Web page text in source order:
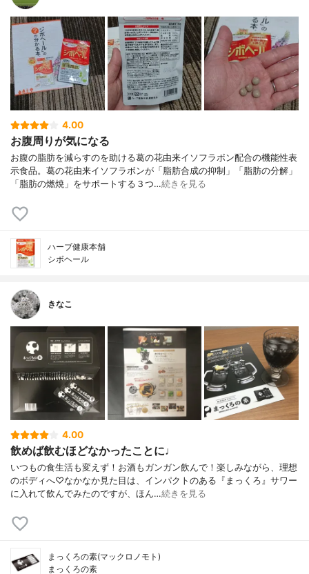
4.00
お腹周りが気になる
お腹の脂肪を減らすのを助ける葛の花由来イソフラボン配合の機能性表
示食品。葛の花由来イソフラボンが「脂肪合成の抑制」「脂肪の分解」
「脂肪の燃焼」をサポートする３つ…続きを見る
ハーブ健康本舗
シボヘール
きなこ
4.00
飲めば飲むほどなかったことに♩
いつもの食生活も変えず！お酒もガンガン飲んで！楽しみながら、理想
のボディへ♡なかなか見た目は、インパクトのある『まっくろ』サワー
に入れて飲んでみたのですが、ほん…続きを見る
まっくろの素(マックロノモト)
まっくろの素